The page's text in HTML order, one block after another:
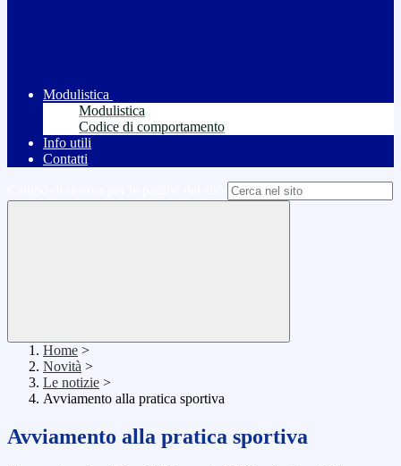
Modulistica
Modulistica
Codice di comportamento
Info utili
Contatti
Home >
Novità >
Le notizie >
Avviamento alla pratica sportiva
Avviamento alla pratica sportiva